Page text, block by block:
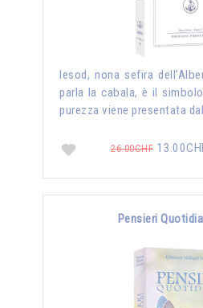
Iesod, nona sefira
parla la cabala, è il
purezza viene presentata
26.00CHF
Pensieri